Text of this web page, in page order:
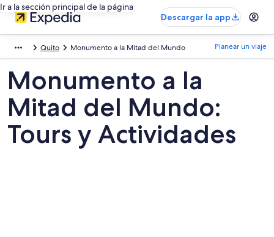
Ir a la sección principal de la página
Descargar la app
Quito Monumento a la Mitad del Mundo Planear un viaje
Monumento a la
Mitad del Mundo:
Tours y Actividades